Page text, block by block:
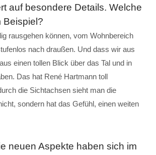
auf besondere Details. Welche
Beispiel?
rausgehen können, vom Wohnbereich
nach draußen. Und dass wir aus
einen tollen Blick über das Tal und in
Das hat René Hartmann toll
die Sichtachsen sieht man die
sondern hat das Gefühl, einen weiten
neuen Aspekte haben sich im